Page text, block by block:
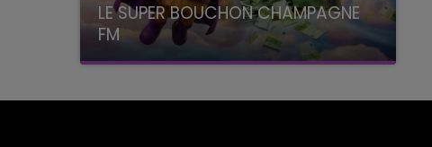
LE SUPER BOUCHON CHAMPAGNE
FM
avec La Famille Champagne FM, à 8H10